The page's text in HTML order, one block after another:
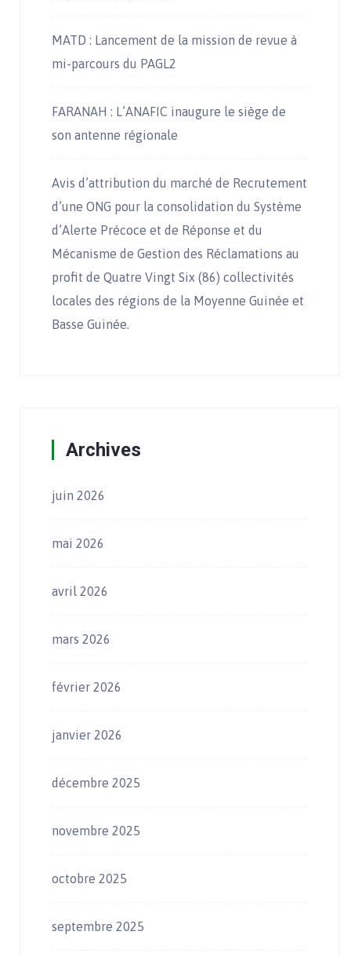
MATD : Lancement de la mission de revue à
mi-parcours du PAGL2
FARANAH : L’ANAFIC inaugure le siège de
son antenne régionale
Avis d’attribution du marché de Recrutement
d’une ONG pour la consolidation du Système
d’Alerte Précoce et de Réponse et du
Mécanisme de Gestion des Réclamations au
profit de Quatre Vingt Six (86) collectivités
locales des régions de la Moyenne Guinée et
Basse Guinée.
Archives
juin 2026
mai 2026
avril 2026
mars 2026
février 2026
janvier 2026
décembre 2025
novembre 2025
octobre 2025
septembre 2025